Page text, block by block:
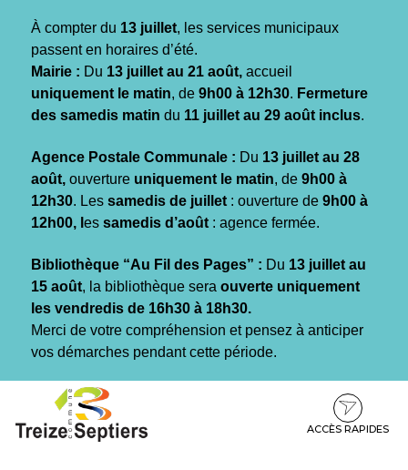
À compter du 13 juillet, les services municipaux
passent en horaires d’été.
Mairie : Du 13 juillet au 21 août, accueil
uniquement le matin, de 9h00 à 12h30. Fermeture
des samedis matin du 11 juillet au 29 août inclus.
Agence Postale Communale : Du 13 juillet au 28
août, ouverture uniquement le matin, de 9h00 à
12h30. Les samedis de juillet : ouverture de 9h00 à
12h00, l es samedis d’août : agence fermée.
Bibliothèque “Au Fil des Pages” : Du 13 juillet au
15 août, la bibliothèque sera ouverte uniquement
les vendredis de 16h30 à 18h30.
Merci de votre compréhension et pensez à anticiper
vos démarches pendant cette période.
contenu
pied
ACCÈS RAPIDES